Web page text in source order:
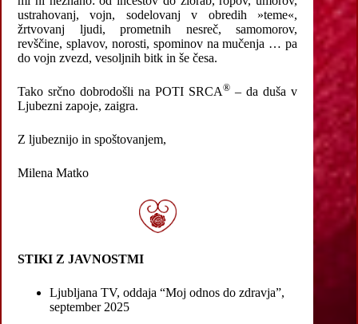
ustrahovanj, vojn, sodelovanj v obredih »teme«,
žrtvovanj ljudi, prometnih nesreč, samomorov,
revščine, splavov, norosti, spominov na mučenja … pa
do vojn zvezd, vesoljnih bitk in še česa.
Tako srčno dobrodošli na POTI SRCA® – da duša v
Ljubezni zapoje, zaigra.
Z ljubeznijo in spoštovanjem,
Milena Matko
STIKI Z JAVNOSTMI
Ljubljana TV, oddaja “Moj odnos do zdravja”,
september 2025